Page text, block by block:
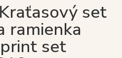
set
ramienka
set